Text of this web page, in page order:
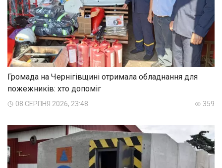
Громада на Чернігівщині отримала обладнання для
пожежників: хто допоміг
08 СЕРПНЯ 2026, 23:48 359